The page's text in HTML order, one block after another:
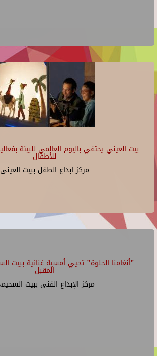
بيت العيني يحتفي باليوم العالمي للبيئة
للأطفال
مركز ابداع الطفل ببيت العينى
"أنغامنا الحلوة" تحيي أمسية غنائية ببيت
المقبل
مركز الإبداع الفنى ببيت